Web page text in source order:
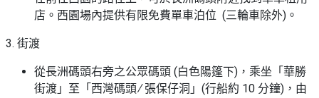
店。西園場內提供有限免費單車泊位 (三輪車除外)。
3. 街渡
從長洲碼頭右旁之公眾碼頭 (白色陽篷下)，乘坐「華勝
街渡」至「西灣碼頭 ∕ 張保仔洞」(行船約 10 分鐘)，由